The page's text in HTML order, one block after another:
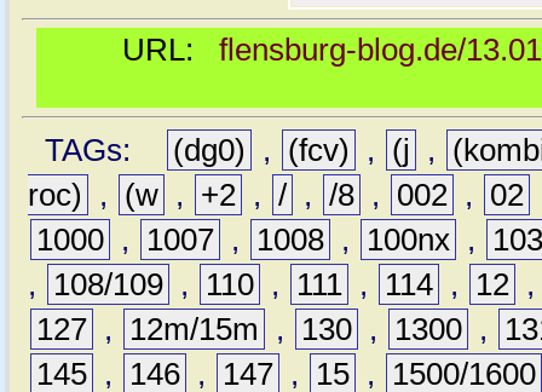
URL: flensburg-blog.de/
TAGs: (dg0) , (fcv) , (j ,
roc)
, (w , +2 , / , /8 , 002 , 02
1000 , 1007 , 1008 , 100nx ,
,
108/109 , 110 , 111 , 114 , 12
127 , 12m/15m , 130 , 1300 ,
145 , 146 , 147 , 15 ,
1500/1600